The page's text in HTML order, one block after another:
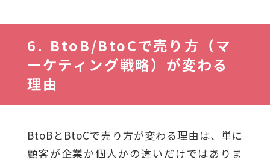
BtoB/BtoCで売り方（マ
ーケティング戦略）が変わる
理由
BtoBとBtoCで売り方が変わる理由は、単に
顧客が企業か個人かの違いだけではありま